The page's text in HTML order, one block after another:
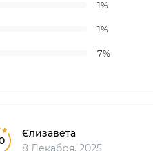
1%
1%
7%
Єлизавета
8 Декабря, 2025